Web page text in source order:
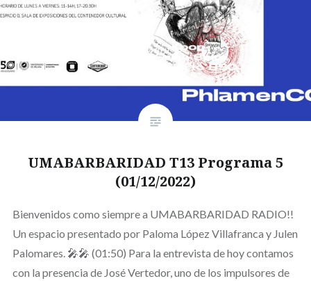
UMABARBARIDAD T13 Programa 5
(01/12/2022)
Bienvenidos como siempre a UMABARBARIDAD RADIO!!
Un espacio presentado por Paloma López Villafranca y Julen
Palomares. 🎤🎤 (01:50) Para la entrevista de hoy contamos
con la presencia de José Vertedor, uno de los impulsores de